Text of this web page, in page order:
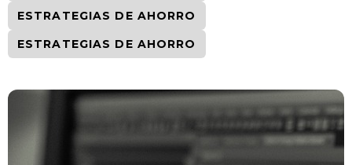
ESTRATEGIAS DE AHORRO
ESTRATEGIAS DE AHORRO